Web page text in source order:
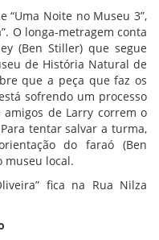
“Uma Noite no Museu 3”,
O longa-metragem conta
(Ben Stiller) que segue
de História Natural de
que a peça que faz os
sofrendo um processo
amigos de Larry correm o
tentar salvar a turma,
do faraó (Ben
museu local.
fica na Rua Nilza